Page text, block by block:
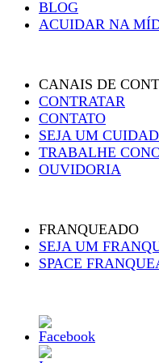
BLOG
ACUIDAR NA
CANAIS DE
CONTRATAR
CONTATO
SEJA UM
TRABALHE
OUVIDORIA
FRANQUEADO
SEJA UM
SPACE